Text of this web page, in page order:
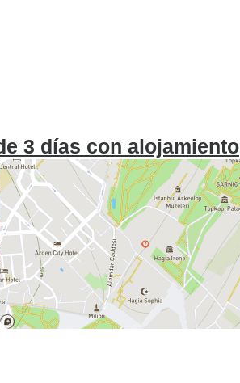
3 días con alojamiento